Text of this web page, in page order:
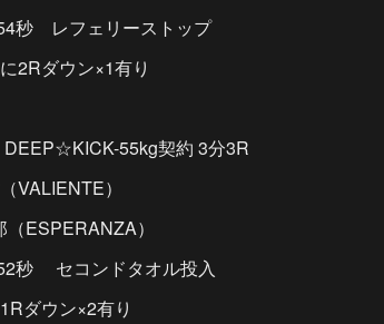
秒 レフェリーストップ
2Rダウン×1有り
55kg契約 3分3R
VALIENTE）
ESPERANZA）
秒 セコンドタオル投入
ダウン×2有り